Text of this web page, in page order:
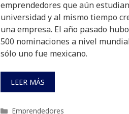
emprendedores que aún
universidad y al mismo tiempo
una empresa. El año pasado
500 nominaciones a nivel
sólo uno fue mexicano.
LEER MÁS
Categorías
Emprendedores